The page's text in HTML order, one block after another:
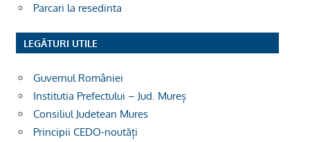
Parcari la resedinta
LEGĂTURI UTILE
Guvernul României
Institutia Prefectului – Jud. Mureș
Consiliul Judetean Mures
Principii CEDO-noutăți